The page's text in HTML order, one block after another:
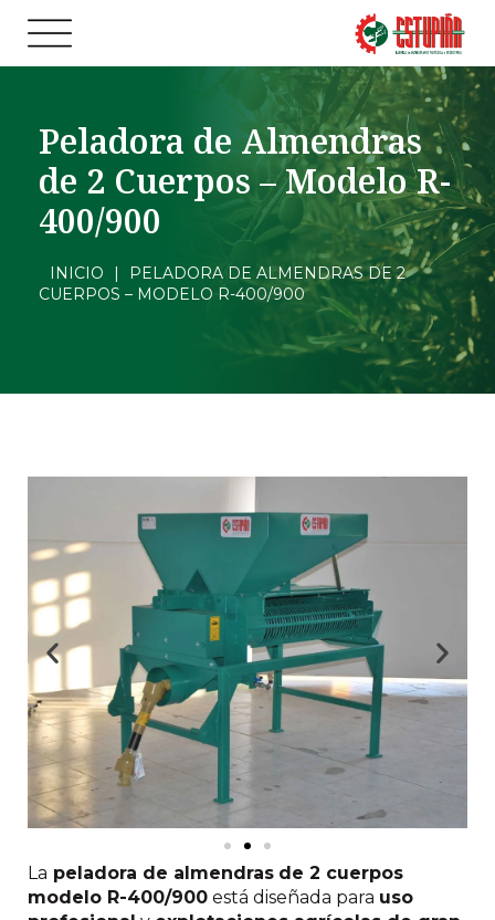
Peladora de Almendras
de 2 Cuerpos – Modelo R-
400/900
INICIO |
PELADORA DE ALMENDRAS DE 2
CUERPOS – MODELO R-400/900
La peladora de almendras de 2 cuerpos
modelo R-400/900 está diseñada para uso